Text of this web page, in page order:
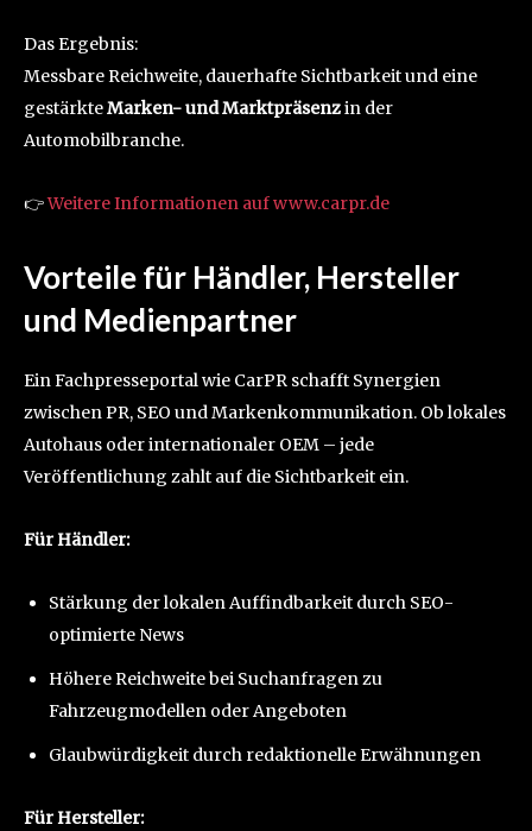
Das Ergebnis:
Messbare Reichweite, dauerhafte Sichtbarkeit und eine
gestärkteMarken- und Marktpräsenzin der
Automobilbranche.
👉Weitere Informationen auf www.carpr.de
Vorteile für Händler, Hersteller
und Medienpartner
Ein Fachpresseportal wie CarPR schafft Synergien
zwischen PR, SEO und Markenkommunikation. Ob lokales
Autohaus oder internationaler OEM – jede
Veröffentlichung zahlt auf die Sichtbarkeit ein.
Für Händler:
Stärkung der lokalen Auffindbarkeit durch SEO-
optimierte News
Höhere Reichweite bei Suchanfragen zu
Fahrzeugmodellen oder Angeboten
Glaubwürdigkeit durch redaktionelle Erwähnungen
Für Hersteller: